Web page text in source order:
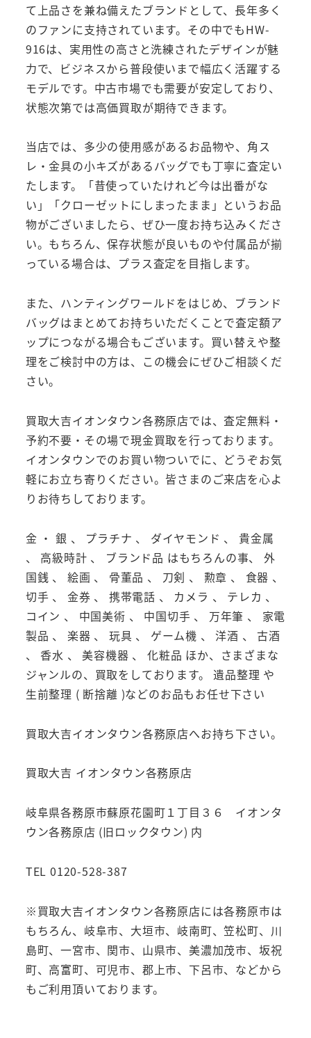
て上品さを兼ね備えたブランドとして、長年多く
のファンに支持されています。その中でもHW-
916は、実用性の高さと洗練されたデザインが魅
力で、ビジネスから普段使いまで幅広く活躍する
モデルです。中古市場でも需要が安定しており、
状態次第では高価買取が期待できます。
当店では、多少の使用感があるお品物や、角ス
レ・金具の小キズがあるバッグでも丁寧に査定い
たします。「昔使っていたけれど今は出番がな
い」「クローゼットにしまったまま」というお品
物がございましたら、ぜひ一度お持ち込みくださ
い。もちろん、保存状態が良いものや付属品が揃
っている場合は、プラス査定を目指します。
また、ハンティングワールドをはじめ、ブランド
バッグはまとめてお持ちいただくことで査定額ア
ップにつながる場合もございます。買い替えや整
理をご検討中の方は、この機会にぜひご相談くだ
さい。
買取大吉イオンタウン各務原店では、査定無料・
予約不要・その場で現金買取を行っております。
イオンタウンでのお買い物ついでに、どうぞお気
軽にお立ち寄りください。皆さまのご来店を心よ
りお待ちしております。
金 ・ 銀 、 プラチナ 、 ダイヤモンド 、 貴金属
、 高級時計 、 ブランド品 はもちろんの事、 外
国銭 、 絵画 、 骨董品 、 刀剣 、 勲章 、 食器 、
切手 、 金券 、 携帯電話 、 カメラ 、 テレカ 、
コイン 、 中国美術 、 中国切手 、 万年筆 、 家電
製品 、 楽器 、 玩具 、 ゲーム機 、 洋酒 、 古酒
、 香水 、 美容機器 、 化粧品 ほか、さまざまな
ジャンルの、買取をしております。 遺品整理 や
生前整理 ( 断捨離 )などのお品もお任せ下さい
買取大吉イオンタウン各務原店へお持ち下さい。
買取大吉 イオンタウン各務原店
岐阜県各務原市蘇原花園町１丁目３６ イオンタ
ウン各務原店 (旧ロックタウン) 内
TEL 0120-528-387
※買取大吉イオンタウン各務原店には各務原市は
もちろん、岐阜市、大垣市、岐南町、笠松町、川
島町、一宮市、関市、山県市、美濃加茂市、坂祝
町、高富町、可児市、郡上市、下呂市、などから
もご利用頂いております。